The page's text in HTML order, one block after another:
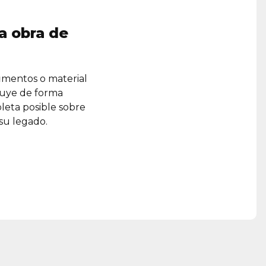
obra de
o material
de forma
posible sobre
legado.